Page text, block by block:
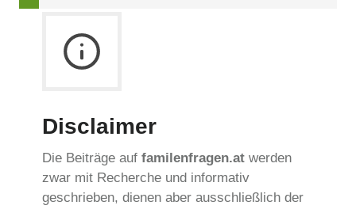
Disclaimer
Die Beiträge auf familenfragen.at werden
zwar mit Recherche und informativ
geschrieben, dienen aber ausschließlich der